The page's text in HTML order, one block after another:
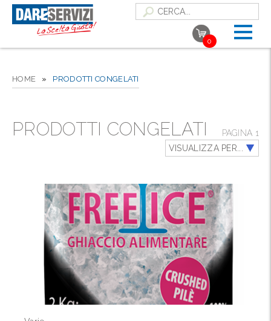
0
HOME » PRODOTTI CONGELATI
PRODOTTI CONGELATI
PAGINA 1
VISUALIZZA PER...